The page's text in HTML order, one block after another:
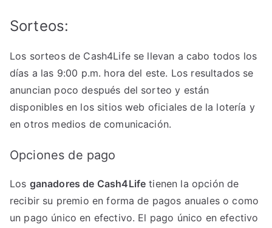
Sorteos:
Los sorteos de Cash4Life se llevan a cabo todos los
días a las 9:00 p.m. hora del este. Los resultados se
anuncian poco después del sorteo y están
disponibles en los sitios web oficiales de la lotería y
en otros medios de comunicación.
Opciones de pago
Los ganadores de Cash4Life tienen la opción de
recibir su premio en forma de pagos anuales o como
un pago único en efectivo. El pago único en efectivo